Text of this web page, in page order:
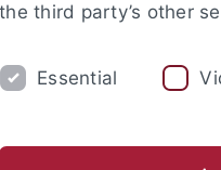
the third party’s other
Essential